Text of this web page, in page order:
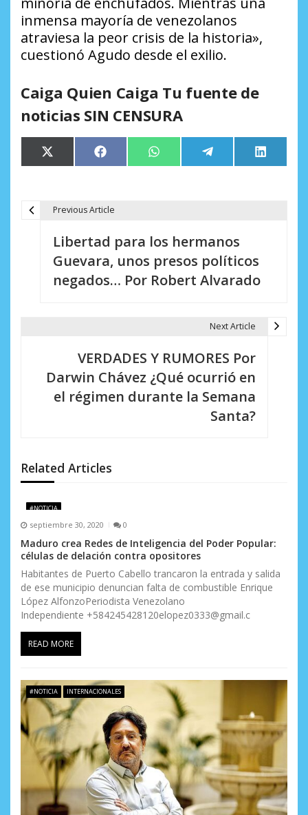
inmensa mayoría de venezolanos
atraviesa la peor crisis de la historia»,
cuestionó Agudo desde el exilio.
Caiga Quien Caiga Tu fuente de
noticias SIN CENSURA
Compartir
en
X
(Twitter)
Compartir
en
Facebook Compartir
en
WhatsApp Compartir
en
Telegram
en
LinkedIn
d
e
n
t
r
a
d
s
Previous Article
Libertad para los hermanos
Guevara, unos presos políticos
negados… Por Robert Alvarado
Next Article
VERDADES Y RUMORES Por
Darwin Chávez ¿Qué ocurrió en
el régimen durante la Semana
Santa?
Related Articles
#NOTICIA
septiembre 30, 2020 0
Maduro crea Redes de Inteligencia del Poder Popular:
células de delación contra opositores
Habitantes de Puerto Cabello trancaron la entrada y salida
de ese municipio denuncian falta de combustible Enrique
López AlfonzoPeriodista Venezolano
Independiente +584245428120elopez0333@gmail.c
READ MORE
#NOTICIA INTERNACIONALES